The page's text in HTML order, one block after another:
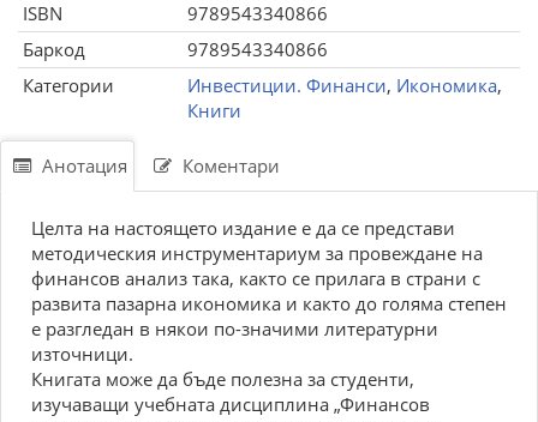
ISBN
9789543340866
Баркод
9789543340866
Категории
Инвестиции. Финанси, Икономика,
Книги
Анотация Коментари
Целта на настоящето издание е да се представи
методическия инструментариум за провеждане на
финансов анализ така, както се прилага в страни с
развита пазарна икономика и както до голяма степен
е разгледан в някои по-значими литературни
източници.
Книгата може да бъде полезна за студенти,
изучаващи учебната дисциплина „Финансов